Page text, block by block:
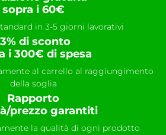
sopra i 60€
in 3-5 giorni lavorativi
di sconto
i 300€ di spesa
al carrello al raggiungimento
della soglia
Rapporto
prezzo garantiti
la qualità di ogni prodotto